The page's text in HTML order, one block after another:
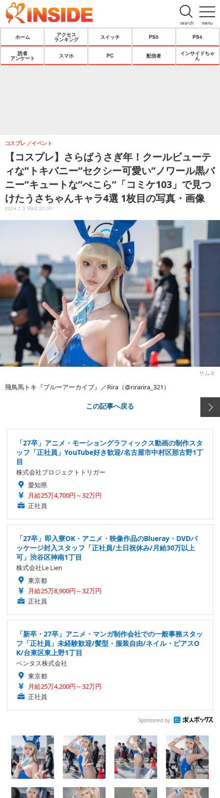
menu
search
ホーム
アクセス
ランキング
スイッチ PS5 PS4
読者
アンケート
スマホ PC 配信者
インサイドちゃ
ん
【コスプレ】さらばうさぎ年！クールビューテ
ィな”トキバニー”セクシー可愛い”ノワール黒バ
ニー”キュートな”ぺこら”「コミケ103」で見つ
けたうさちゃんキャラ4選 1枚目の写真・画像
コスプレ イベント
2024.1.3 Wed 20:00
サムネ
飛鳥馬トキ『ブルーアーカイブ』／Rira（@rirarira_321）
この記事へ戻る
「27卒」アニメ・モーショングラフィックス動画の制作スタ
ッフ「正社員」YouTube好き歓迎/名古屋市中村区那古野1丁
目
株式会社プロジェクトトリガー
愛知県
月給25万4,700円～32万円
正社員
「27卒」即入寮OK・アニメ・映像作品のBlueray・DVDパ
ッケージ封入スタッフ「正社員/土日祝休み/月給30万以上
可」渋谷区神南1丁目
株式会社Le Lien
東京都
月給25万8,900円～32万円
正社員
「新卒・27卒」アニメ・マンガ制作会社での一般事務スタッ
フ「正社員」未経験歓迎/髪型・服装自由/ネイル・ピアスO
K/台東区東上野1丁目
ベンタス株式会社
東京都
月給25万4,200円～32万円
正社員
Sponsored by